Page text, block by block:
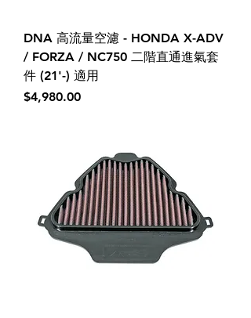
DNA 高流量空濾 - HONDA X-ADV
/ FORZA / NC750 二階直通進氣套
件 (21'-) 適用
價格
$4,980.00